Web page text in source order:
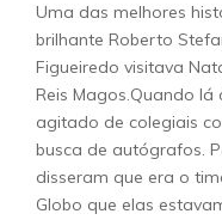
Uma das melhores
brilhante Roberto
Figueiredo visitava
Reis Magos.Quando
agitado de colegiais
busca de autógrafos.
disseram que era o
Globo que elas